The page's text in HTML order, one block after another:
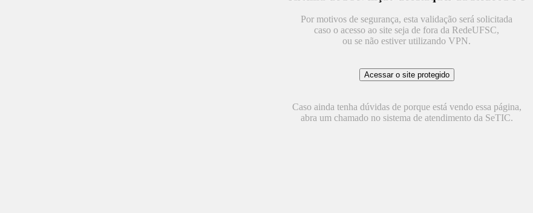
Por motivos de segurança, esta validação será solicitada
caso o acesso ao site seja de fora da RedeUFSC,
ou se não estiver utilizando VPN.
Caso ainda tenha dúvidas de porque está vendo essa página,
abra um chamado no sistema de atendimento da SeTIC.